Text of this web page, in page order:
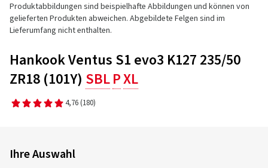
Produktabbildungen sind beispielhafte Abbildungen und können von
gelieferten Produkten abweichen. Abgebildete Felgen sind im
Lieferumfang nicht enthalten.
Hankook Ventus S1 evo3 K127 235/50
ZR18 (101Y) SBLPXL
4,76 (180)
Ihre Auswahl